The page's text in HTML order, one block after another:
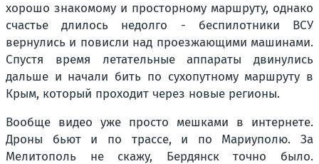
хорошо знакомому и просторному маршруту, однако
счастье длилось недолго - беспилотники ВСУ
вернулись и повисли над проезжающими машинами.
Спустя время летательные аппараты двинулись
дальше и начали бить по сухопутному маршруту в
Крым, который проходит через новые регионы.
Вообще видео уже просто мешками в интернете.
Дроны бьют и по трассе, и по Мариуполю. За
Мелитополь не скажу, Бердянск точно было.